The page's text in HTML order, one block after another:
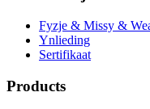
Fyzje & Missy &
Ynlieding
Sertifikaat
Products